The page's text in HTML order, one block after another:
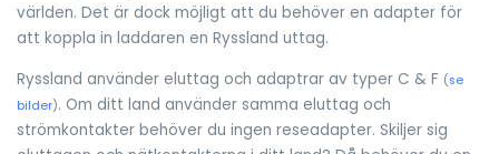
världen. Det är dock möjligt att du behöver en adapter för
att koppla in laddaren en Ryssland uttag.
Ryssland använder eluttag och adaptrar av typer C & F (se
bilder). Om ditt land använder samma eluttag och
strömkontakter behöver du ingen reseadapter. Skiljer sig